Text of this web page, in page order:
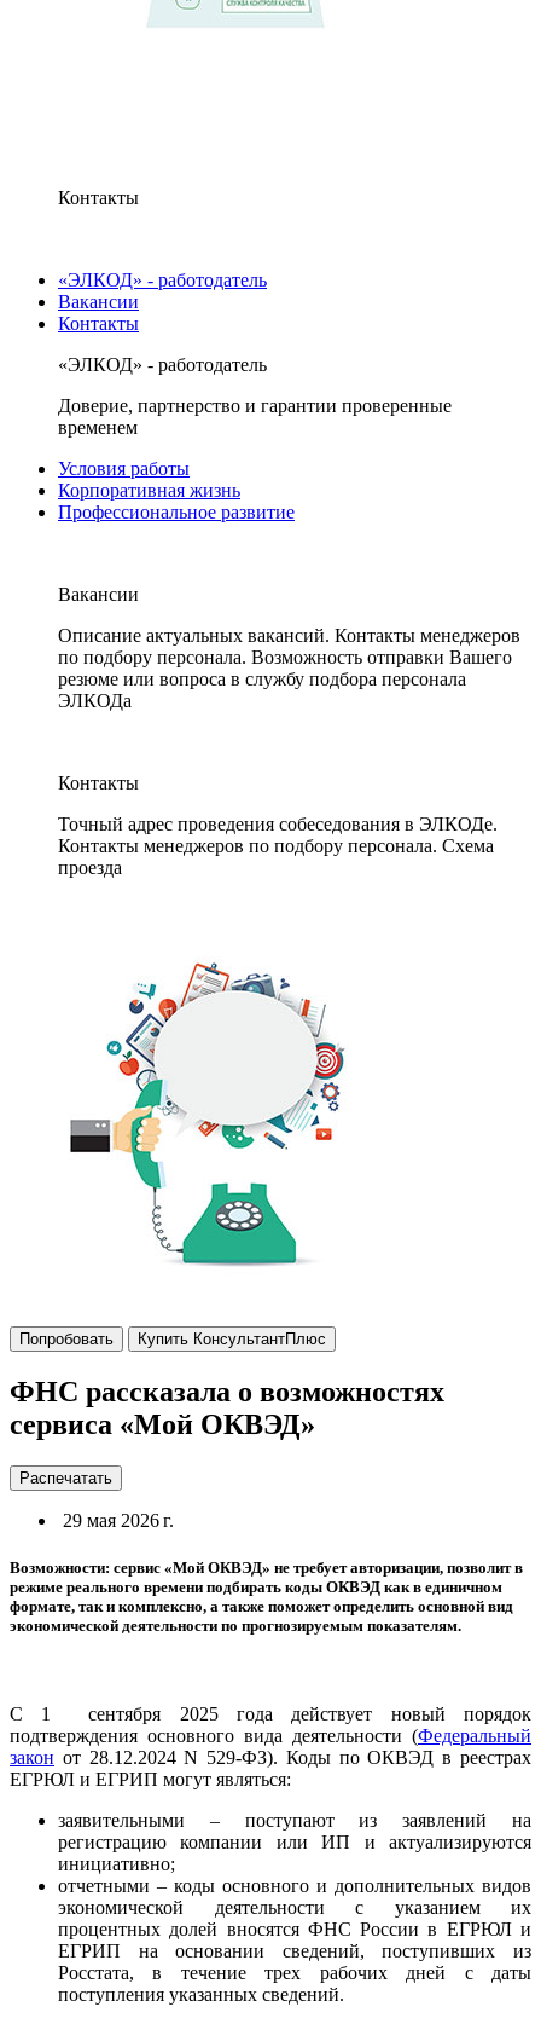
Контакты
«ЭЛКОД» - работодатель
Вакансии
Контакты
«ЭЛКОД» - работодатель
Доверие, партнерство и гарантии проверенные
временем
Условия работы
Корпоративная жизнь
Профессиональное развитие
Вакансии
Описание актуальных вакансий. Контакты менеджеров
по подбору персонала. Возможность отправки Вашего
резюме или вопроса в службу подбора персонала
ЭЛКОДа
Контакты
Точный адрес проведения собеседования в ЭЛКОДе.
Контакты менеджеров по подбору персонала. Схема
проезда
Попробовать Купить КонсультантПлюс
ФНС рассказала о возможностях
сервиса «Мой ОКВЭД»
Распечатать
29 мая 2026 г.
Возможности: сервис «Мой ОКВЭД» не требует авторизации, позволит в
режиме реального времени подбирать коды ОКВЭД как в единичном
формате, так и комплексно, а также поможет определить основной вид
экономической деятельности по прогнозируемым показателям.
С 1 сентября 2025 года действует новый порядок
подтверждения основного вида деятельности (Федеральный
закон от 28.12.2024 N 529-ФЗ). Коды по ОКВЭД в реестрах
ЕГРЮЛ и ЕГРИП могут являться:
заявительными – поступают из заявлений на
регистрацию компании или ИП и актуализируются
инициативно;
отчетными – коды основного и дополнительных видов
экономической деятельности с указанием их
процентных долей вносятся ФНС России в ЕГРЮЛ и
ЕГРИП на основании сведений, поступивших из
Росстата, в течение трех рабочих дней с даты
поступления указанных сведений.